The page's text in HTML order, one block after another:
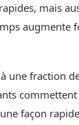
mais
une fraction
commettent
façon